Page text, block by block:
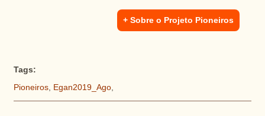
+ Sobre o Projeto Pioneiros
Tags:
Pioneiros, Egan2019_Ago,